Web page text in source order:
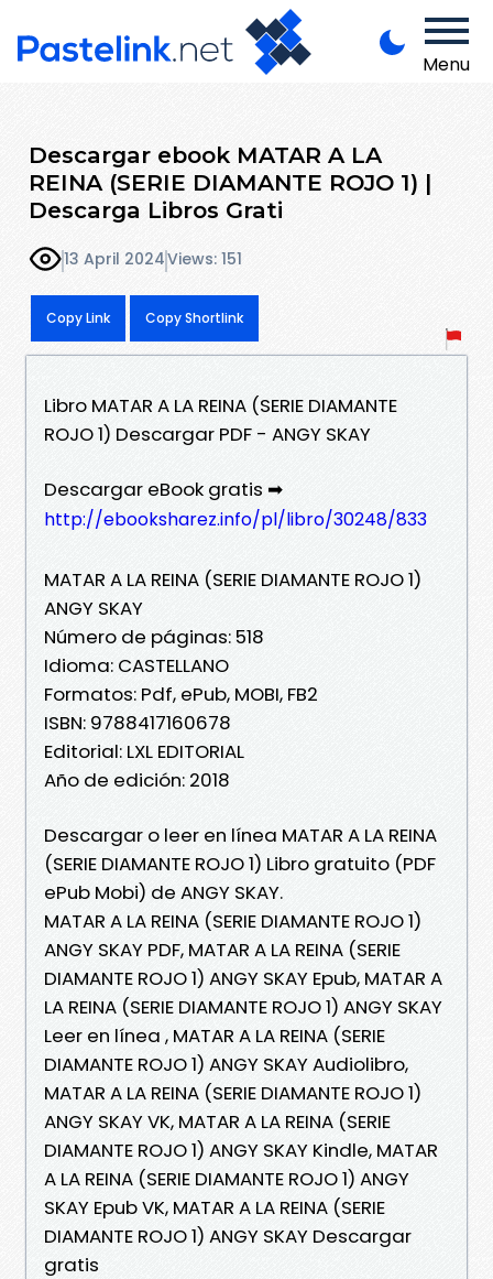
Menu
Descargar ebook MATAR A LA
REINA (SERIE DIAMANTE ROJO 1) |
Descarga Libros Grati
13 April 2024Views: 151
Copy Link Copy Shortlink
Libro MATAR A LA REINA (SERIE DIAMANTE
ROJO 1) Descargar PDF - ANGY SKAY
Descargar eBook gratis ➡
http://ebooksharez.info/pl/libro/30248/833
MATAR A LA REINA (SERIE DIAMANTE ROJO 1)
ANGY SKAY
Número de páginas: 518
Idioma: CASTELLANO
Formatos: Pdf, ePub, MOBI, FB2
ISBN: 9788417160678
Editorial: LXL EDITORIAL
Año de edición: 2018
Descargar o leer en línea MATAR A LA REINA
(SERIE DIAMANTE ROJO 1) Libro gratuito (PDF
ePub Mobi) de ANGY SKAY.
MATAR A LA REINA (SERIE DIAMANTE ROJO 1)
ANGY SKAY PDF, MATAR A LA REINA (SERIE
DIAMANTE ROJO 1) ANGY SKAY Epub, MATAR A
LA REINA (SERIE DIAMANTE ROJO 1) ANGY SKAY
Leer en línea , MATAR A LA REINA (SERIE
DIAMANTE ROJO 1) ANGY SKAY Audiolibro,
MATAR A LA REINA (SERIE DIAMANTE ROJO 1)
ANGY SKAY VK, MATAR A LA REINA (SERIE
DIAMANTE ROJO 1) ANGY SKAY Kindle, MATAR
A LA REINA (SERIE DIAMANTE ROJO 1) ANGY
SKAY Epub VK, MATAR A LA REINA (SERIE
DIAMANTE ROJO 1) ANGY SKAY Descargar
gratis